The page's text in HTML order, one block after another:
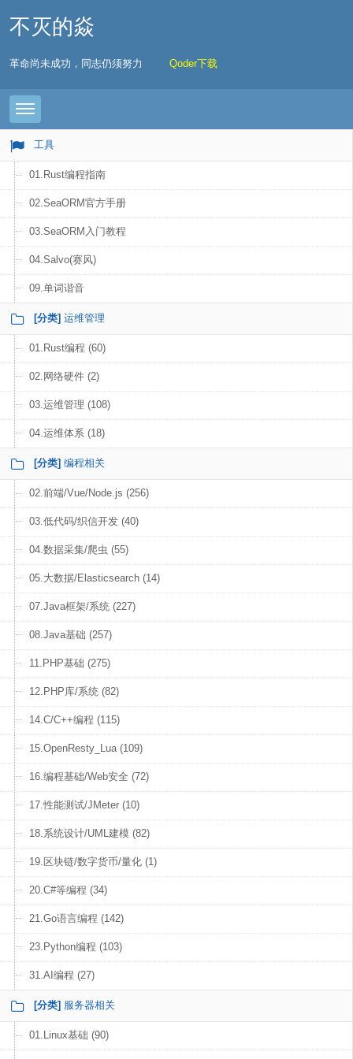
不灭的焱
革命尚未成功，同志仍须努力 Qoder下载
Toggle navigation
工具
01.Rust编程指南
02.SeaORM官方手册
03.SeaORM入门教程
04.Salvo(赛风)
09.单词谐音
[分类] 运维管理
01.Rust编程 (60)
02.网络硬件 (2)
03.运维管理 (108)
04.运维体系 (18)
[分类] 编程相关
02.前端/Vue/Node.js (256)
03.低代码/织信开发 (40)
04.数据采集/爬虫 (55)
05.大数据/Elasticsearch (14)
07.Java框架/系统 (227)
08.Java基础 (257)
11.PHP基础 (275)
12.PHP库/系统 (82)
14.C/C++编程 (115)
15.OpenResty_Lua (109)
16.编程基础/Web安全 (72)
17.性能测试/JMeter (10)
18.系统设计/UML建模 (82)
19.区块链/数字货币/量化 (1)
20.C#等编程 (34)
21.Go语言编程 (142)
23.Python编程 (103)
31.AI编程 (27)
[分类] 服务器相关
01.Linux基础 (90)